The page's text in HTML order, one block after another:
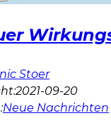
Stoer
2021-09-20
Neue Nachrichten